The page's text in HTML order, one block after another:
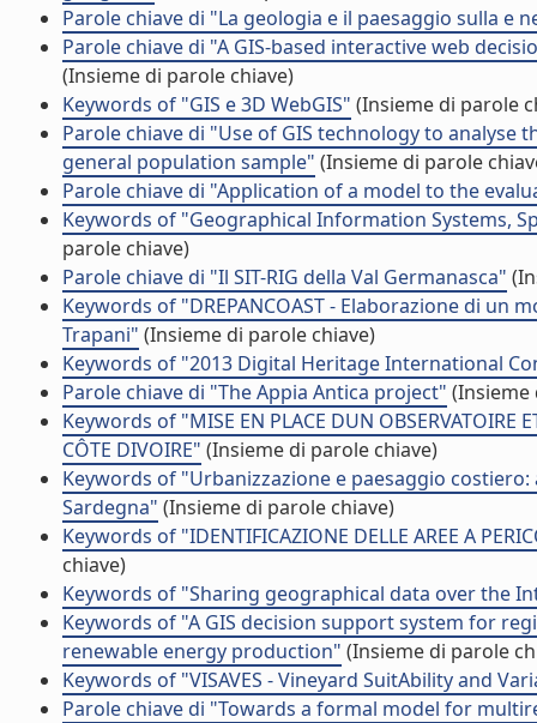
Parole chiave di "La geologia e il paesaggio sulla e
Parole chiave di "A GIS-based interactive web
(Insieme di parole chiave)
Keywords of "GIS e 3D WebGIS" (Insieme di parole
Parole chiave di "Use of GIS technology to
general population sample" (Insieme di parole
Parole chiave di "Application of a model to the
Keywords of "Geographical Information Systems,
parole chiave)
Parole chiave di "Il SIT-RIG della Val Germanasca"
Keywords of "DREPANCOAST - Elaborazione di
Trapani" (Insieme di parole chiave)
Keywords of "2013 Digital Heritage International
Parole chiave di "The Appia Antica project" (Insieme
Keywords of "MISE EN PLACE DUN OBSERVATOIRE
CÔTE DIVOIRE" (Insieme di parole chiave)
Keywords of "Urbanizzazione e paesaggio
Sardegna" (Insieme di parole chiave)
Keywords of "IDENTIFICAZIONE DELLE AREE A
chiave)
Keywords of "Sharing geographical data over the
Keywords of "A GIS decision support system for
renewable energy production" (Insieme di parole
Keywords of "VISAVES - Vineyard SuitAbility and
Parole chiave di "Towards a formal model for